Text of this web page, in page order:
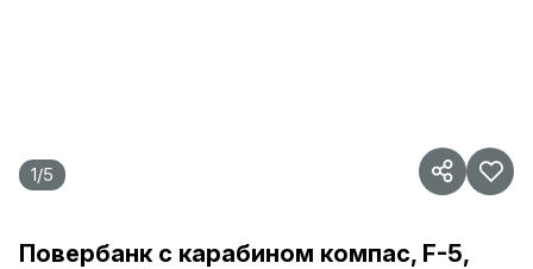
1/5
Повербанк с карабином компас, F-5,